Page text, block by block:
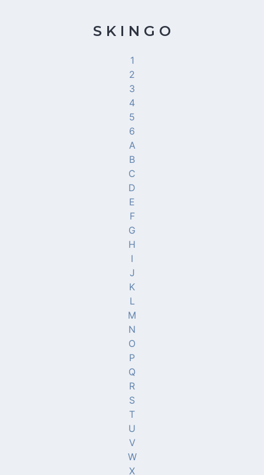
S K I N G O
1
2
3
4
5
6
A
B
C
D
E
F
G
H
I
J
K
L
M
N
O
P
Q
R
S
T
U
V
W
X